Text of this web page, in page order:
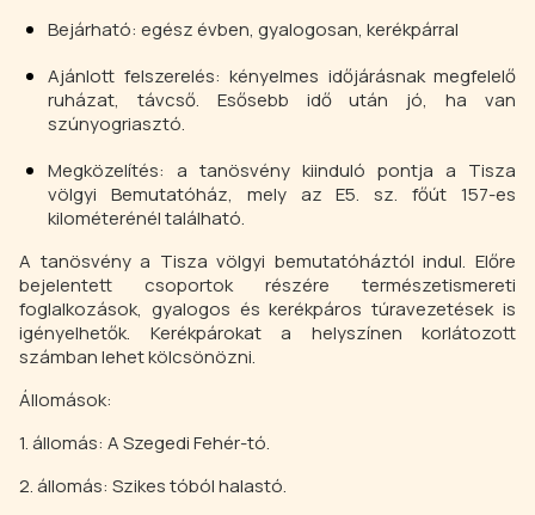
Bejárható: egész évben, gyalogosan, kerékpárral
Ajánlott felszerelés: kényelmes időjárásnak megfelelő
ruházat, távcső. Esősebb idő után jó, ha van
szúnyogriasztó.
Megközelítés: a tanösvény kiinduló pontja a Tisza
völgyi Bemutatóház, mely az E5. sz. főút 157-es
kilométerénél található.
A tanösvény a Tisza völgyi bemutatóháztól indul. Előre
bejelentett csoportok részére természetismereti
foglalkozások, gyalogos és kerékpáros túravezetések is
igényelhetők. Kerékpárokat a helyszínen korlátozott
számban lehet kölcsönözni.
Állomások:
1. állomás: A Szegedi Fehér-tó.
2. állomás: Szikes tóból halastó.